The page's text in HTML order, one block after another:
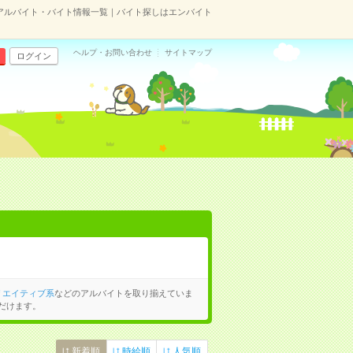
ルバイト・バイト情報一覧｜バイト探しはエンバイト
ログイン ヘルプ・お問い合わせ サイトマップ
エイティブ系などのアルバイトを取り揃えていま
けます。